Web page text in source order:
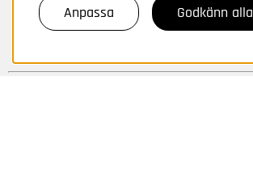
Anpassa Godkänn alla